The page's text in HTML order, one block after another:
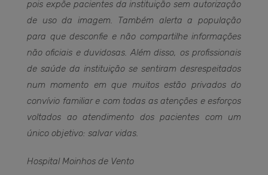
pois expõe pacientes da instituição sem autorização
de uso da imagem. Também alerta a população
para que desconfie e não compartilhe informações
não oficiais e duvidosas. Além disso, os profissionais
de saúde da instituição se sentiram desrespeitados
num momento em que muitos estão privados do
convívio familiar e com todas as atenções e esforços
voltados ao atendimento dos pacientes com um
único objetivo: salvar vidas.
Hospital Moinhos de Vento